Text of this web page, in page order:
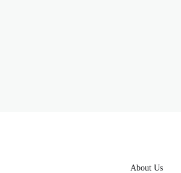
About Us